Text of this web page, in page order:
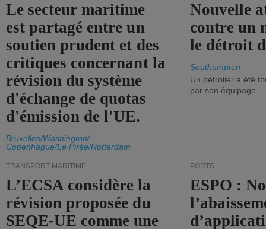
Le secteur maritime
est partagé entre un
soutien prudent et des
critiques concernant la
révision du système
d'échange de quotas
d'émission de l'UE.
Bruxelles/Washington/
Copenhague/Le Pirée/Rotterdam
Nouvelle
contre un
le détroit
Southampton
Un pétrolier a été
par son équipage.
TRANSPORT MARITIME
L’ECSA considère la
révision proposée du
SEQE-UE comme une
PORTS
ESPO :